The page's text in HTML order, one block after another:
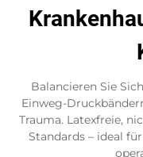
Balancieren Sie
Einweg-
Trauma. Latexfreie,
Standards – ideal